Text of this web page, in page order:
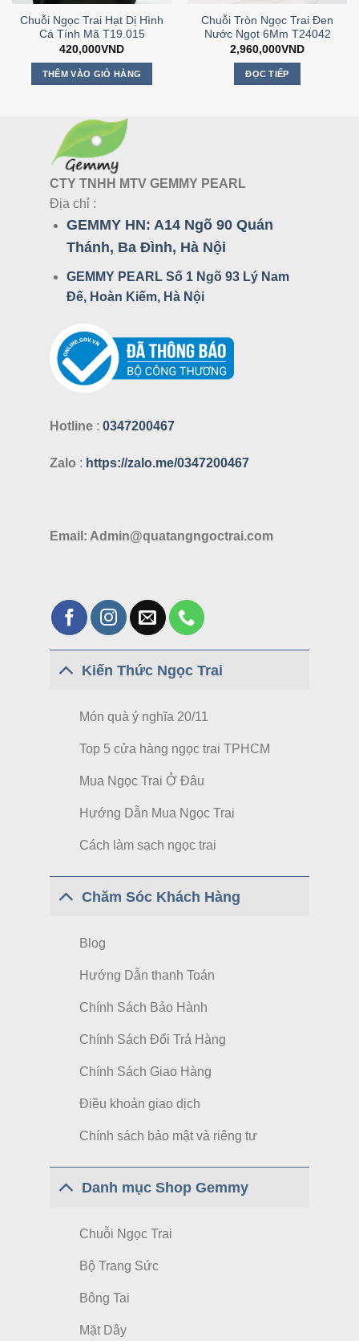
Chuỗi Ngọc Trai Hạt Dị Hình
Cá Tính Mã T19.015
420,000VND
THÊM VÀO GIỎ HÀNG
Chuỗi Tròn Ngọc Trai Đen
Nước Ngọt 6Mm T24042
2,960,000VND
ĐỌC TIẾP
CTY TNHH MTV GEMMY PEARL
Địa chỉ :
GEMMY HN: A14 Ngõ 90 Quán
Thánh, Ba Đình, Hà Nội
GEMMY PEARL Số 1 Ngõ 93 Lý Nam
Đế, Hoàn Kiếm, Hà Nội
Hotline : 0347200467
Zalo : https://zalo.me/0347200467
Email: Admin@quatangngoctrai.com
Kiến Thức Ngọc Trai
Món quà ý nghĩa 20/11
Top 5 cửa hàng ngọc trai TPHCM
Mua Ngọc Trai Ở Đâu
Hướng Dẫn Mua Ngọc Trai
Cách làm sạch ngọc trai
Chăm Sóc Khách Hàng
Blog
Hướng Dẫn thanh Toán
Chính Sách Bảo Hành
Chính Sách Đổi Trả Hàng
Chính Sách Giao Hàng
Điều khoản giao dịch
Chính sách bảo mật và riêng tư
Danh mục Shop Gemmy
Chuỗi Ngọc Trai
Bộ Trang Sức
Bông Tai
Mặt Dây